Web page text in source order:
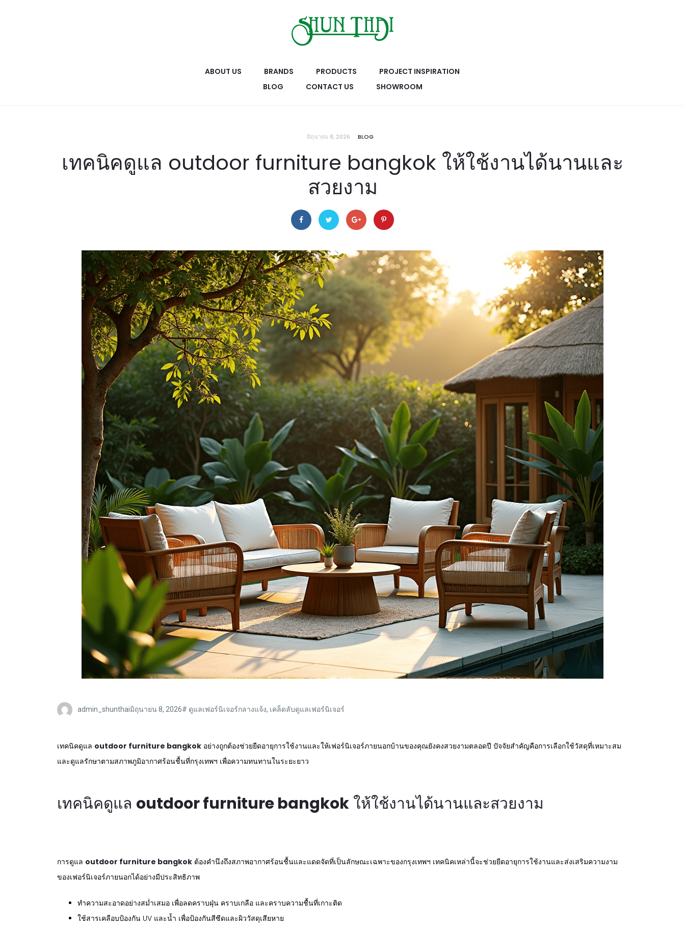
ABOUT US BRANDS PRODUCTS
PROJECT INSPIRATION
BLOG
CONTACT US SHOWROOM
มิถุนายน 8, 2026 BLOG
เทคนิคดูแล outdoor furniture bangkok ให้ใช้งานได้นานและ
สวยงาม
admin_shunthaiมิถุนายน 8, 2026# ดูแลเฟอร์นิเจอร์กลางแจ้ง, เคล็ดลับดูแลเฟอร์นิเจอร์
เทคนิคดูแล outdoor furniture bangkok อย่างถูกต้องช่วยยืดอายุการใช้งานและให้เฟอร์นิเจอร์ภายนอกบ้านของคุณยังคงสวยงามตลอดปี ปัจจัยสำคัญคือการเลือกใช้วัสดุที่เหมาะสม
และดูแลรักษาตามสภาพภูมิอากาศร้อนชื้นที่กรุงเทพฯ เพื่อความทนทานในระยะยาว
เทคนิคดูแล outdoor furniture bangkok ให้ใช้งานได้นานและสวยงาม
การดูแล outdoor furniture bangkok ต้องคำนึงถึงสภาพอากาศร้อนชื้นและแดดจัดที่เป็นลักษณะเฉพาะของกรุงเทพฯ เทคนิคเหล่านี้จะช่วยยืดอายุการใช้งานและส่งเสริมความงาม
ของเฟอร์นิเจอร์ภายนอกได้อย่างมีประสิทธิภาพ
ทำความสะอาดอย่างสม่ำเสมอ เพื่อลดคราบฝุ่น คราบเกลือ และคราบความชื้นที่เกาะติด
ใช้สารเคลือบป้องกัน UV และน้ำ เพื่อป้องกันสีซีดและผิววัสดุเสียหาย